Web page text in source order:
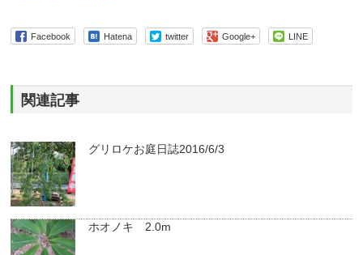
Facebook Hatena twitter Google+ LINE
関連記事
グリロケお庭日誌2016/6/3
ホオノキ 2.0m